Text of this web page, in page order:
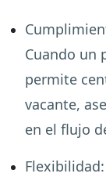
Cuando un
permite
vacante,
en el flujo
Flexibilidad: